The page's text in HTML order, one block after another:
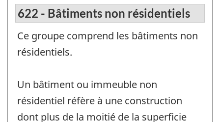
622 - Bâtiments non résidentiels
Ce groupe comprend les bâtiments non
résidentiels.
Un bâtiment ou immeuble non
résidentiel réfère à une construction
dont plus de la moitié de la superficie